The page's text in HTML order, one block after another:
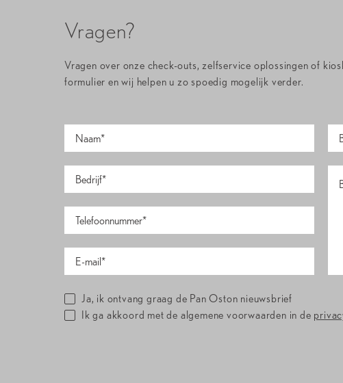
Vragen?
Vragen over onze check-outs, zelfservice oplossingen of
formulier en wij helpen u zo spoedig mogelijk verder.
Ja, ik ontvang graag de Pan Oston nieuwsbrief
Ik ga akkoord met de algemene voorwaarden in de